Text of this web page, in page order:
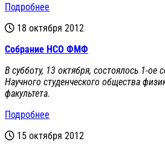
Подробнее
18 октября 2012
Собрание НСО ФМФ
В субботу, 13 октября, состоялось 1-ое
Научного студенческого общества
факультета.
Подробнее
15 октября 2012